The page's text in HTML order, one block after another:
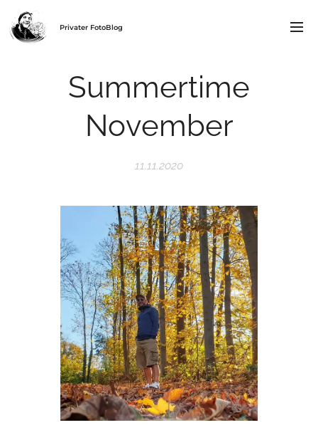
Privater FotoBlog
Summertime
November
11.11.2020